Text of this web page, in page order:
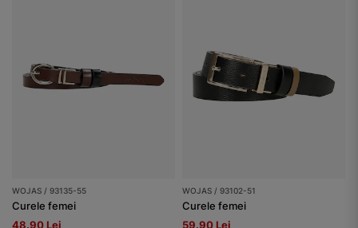
WOJAS / 93135-55
Curele femei
48.90 Lei
WOJAS / 93102-51
Curele femei
59.90 Lei